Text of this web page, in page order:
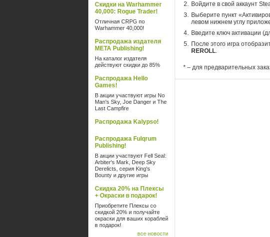
Скидки на Warhammer
40,000: Rogue Trader!
Отличная CRPG по
Warhammer 40,000!
Распродажа издателя
META Publishing!
На каталог издателя
действуют скидки до 85%
Распродажа Hello
Games!
В акции участвуют игры No
Man's Sky, Joe Danger и The
Last Campfire
Распродажа Kalypso!
Распродажа Fulqrum
Publishing!
В акции участвуют Fell Seal:
Arbiter's Mark, Deep Sky
Derelicts, серия King's
Bounty и другие игры
Скидка 20% на Плексы
+ Окраски в подарок!
Приобретите Плексы со
скидкой 20% и получайте
окраски для ваших кораблей
в подарок!
все новости
Войдите в свой аккаунт
Выберите пункт
левом нижнем углу
Введите ключ активации
После этого игра
REROLL.
* – для предварительных